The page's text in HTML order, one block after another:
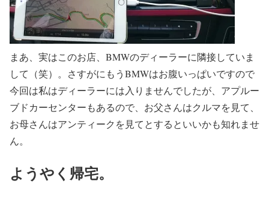
まあ、実はこのお店、BMWのディーラーに隣接していま
して（笑）。さすがにもうBMWはお腹いっぱいですので
今回は私はディーラーには入りませんでしたが、アプルー
ブドカーセンターもあるので、お父さんはクルマを見て、
お母さんはアンティークを見てとするといいかも知れませ
ん。
ようやく帰宅。